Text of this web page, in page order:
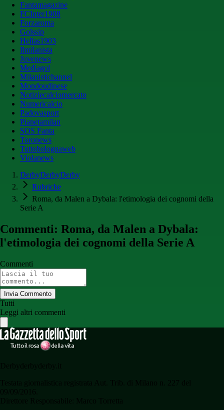
Fantamagazine
FCInter1908
Forzaroma
Golssip
Hellas1903
Ilmilanista
Juvenews
Mediagol
Milanistichannel
Mondoudinese
Notiziecalciomercato
Numericalcio
Padovasport
Pianetamilan
SOS Fanta
Toronews
Tuttobolognaweb
Violanews
DerbyDerbyDerby
Rubriche
Roma, da Malen a Dybala: l'etimologia dei cognomi della
Serie A
Commenti: Roma, da Malen a Dybala:
l'etimologia dei cognomi della Serie A
Commenti
Invia Commento
Tutti
Leggi altri commenti